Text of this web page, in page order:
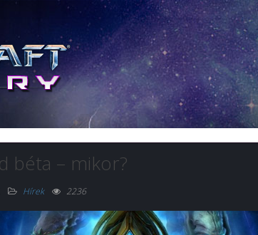
béta – mikor?
Hírek 2236